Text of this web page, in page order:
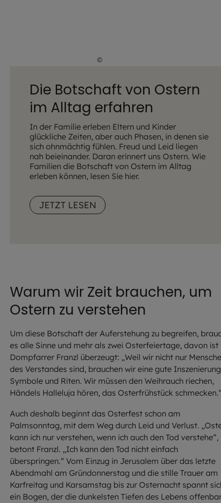
©
Die Botschaft von Ostern
im Alltag erfahren
In der Familie erleben Eltern und Kinder
glückliche Zeiten, aber auch Phasen, in denen sie
sich ohnmächtig fühlen. Freud und Leid liegen
nah beieinander. Daran erinnert uns Ostern. Wie
Familien die Botschaft von Ostern im Alltag
erleben können, lesen Sie hier.
JETZT LESEN
Warum wir Zeit brauchen, um
Ostern zu verstehen
Um diese Botschaft der Auferstehung zu begreifen,
es alle Sinne und mehr als zwei Osterfeiertage, davon ist
Dompfarrer Franzl überzeugt: „Weil wir nicht nur
des Verstandes sind, brauchen wir eine gute
Symbole und Riten. Wir müssen den Weihrauch riechen,
Händels Halleluja hören, das Osterfrühstück
Auch deshalb beginnt das Osterfest schon am
Palmsonntag, mit dem Weg durch Leid und Verlust.
kann ich nur verstehen, wenn ich auch den Tod verstehe“,
betont Franzl. „Ich kann den Tod nicht einfach
überspringen.“ Vom Einzug in Jerusalem über das letzte
Abendmahl am Gründonnerstag und die stille Trauer am
Karfreitag und Karsamstag bis zur Osternacht spannt
ein Bogen, der die dunkelsten Tiefen des Lebens